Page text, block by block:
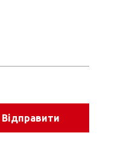
Відправити